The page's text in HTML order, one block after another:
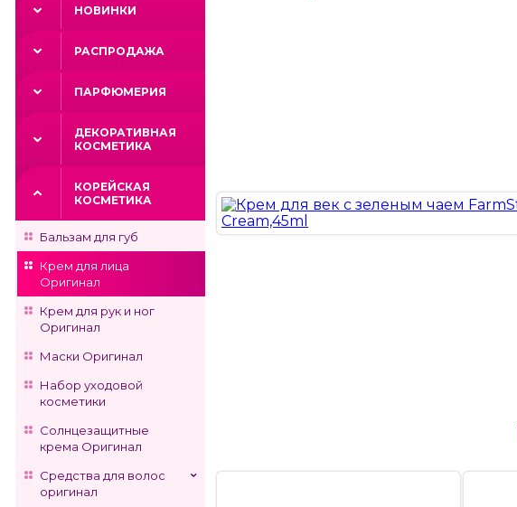
НОВИНКИ
РАСПРОДАЖА
ПАРФЮМЕРИЯ
ДЕКОРАТИВНАЯ
КОСМЕТИКА
КОРЕЙСКАЯ
КОСМЕТИКА
Бальзам для губ
Крем для лица
Оригинал
Крем для рук и ног
Оригинал
Маски Оригинал
Набор уходовой
косметики
Солнцезащитные
крема Оригинал
Средства для волос
оригинал